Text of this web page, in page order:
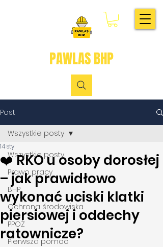
PAWLAS BHP
Post
Wszystkie posty
Prawo pracy
BHP
Ochrona środowiska
PPOŻ
Pierwsza pomoc
Wszystkie posty
❤️ RKO u osoby dorosłej
– jak prawidłowo
wykonać uciski klatki
piersiowej i oddechy
ratownicze?
14 sty